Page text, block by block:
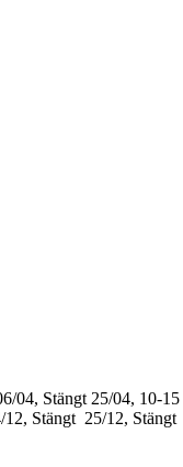
04, Stängt 25/04, 10-15
12, Stängt 25/12, Stängt